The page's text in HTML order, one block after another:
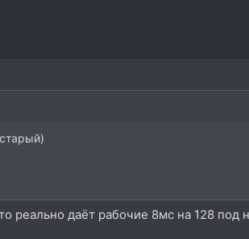
даёт рабочие 8мс на 128 под